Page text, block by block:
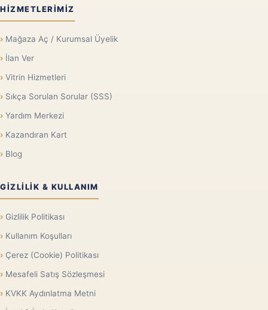
HIZMETLERIMIZ
Mağaza Aç / Kurumsal Üyelik
İlan Ver
Vitrin Hizmetleri
Sıkça Sorulan Sorular (SSS)
Yardım Merkezi
Kazandıran Kart
Blog
GIZLILIK & KULLANIM
Gizlilik Politikası
Kullanım Koşulları
Çerez (Cookie) Politikası
Mesafeli Satış Sözleşmesi
KVKK Aydınlatma Metni